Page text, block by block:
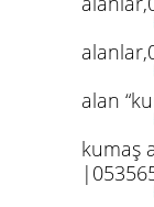
alan
kumaş